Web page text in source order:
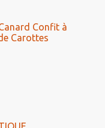
Confit à
Carottes